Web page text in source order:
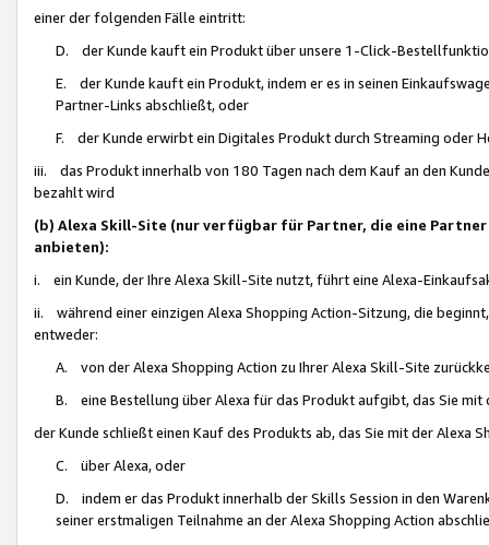
einer der folgenden Fälle eintritt:
D. der Kunde kauft ein Produkt über unsere 1-Click-
E. der Kunde kauft ein Produkt, indem er es in seinen
Partner-Links abschließt, oder
F. der Kunde erwirbt ein Digitales Produkt durch Streaming oder
iii. das Produkt innerhalb von 180 Tagen nach dem Kauf an den
bezahlt wird
(b) Alexa Skill-Site (nur verfügbar für Partner, die eine
anbieten):
i. ein Kunde, der Ihre Alexa Skill-Site nutzt, führt eine Alexa-
ii. während einer einzigen Alexa Shopping Action-Sitzung, die
entweder:
A. von der Alexa Shopping Action zu Ihrer Alexa Skill-Site
B. eine Bestellung über Alexa für das Produkt aufgibt, das Sie mit
der Kunde schließt einen Kauf des Produkts ab, das Sie mit der Alexa
C. über Alexa, oder
D. indem er das Produkt innerhalb der Skills Session in den
seiner erstmaligen Teilnahme an der Alexa Shopping Action